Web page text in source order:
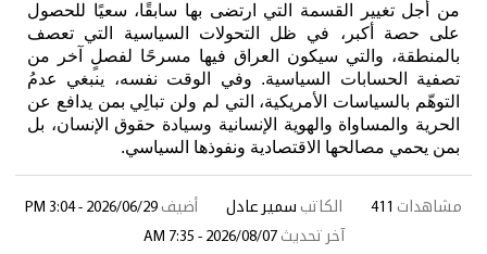
من أجل تغيير القسمة التي ارتضى بها سابقًا، سعيًا للحصول
على حصة أكبر، في ظل التحولات السياسية التي تعصف
بالمنطقة، والتي سيكون العراق فيها مسرحًا لفصلٍ آخر من
تصفية الحسابات السياسية. وفي الوقت نفسه، ينبغي عدمُ
التوهّم بالسياسات الأمريكية، التي لم ولن تبالِي بمن يدافع عن
الحرية والمساواة والهوية الإنسانية وسيادة حقوق الإنسان، بل
بمن يحمي مصالحها الاقتصادية ونفوذها السياسي.
مشاهدات 411 الكاتب سمير عادل أضيف 2026/06/29 - 3:04 PM
آخر تحديث 2026/08/07 - 7:35 AM